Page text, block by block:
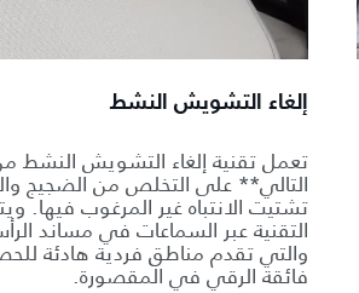
إلغاء التشويش النشط
تعمل تقنية إلغاء التشويش النشط
التالي** على التخلص من الضجيج
تشتيت الانتباه غير المرغوب فيها.
التقنية عبر السماعات في مساند
والتي تقدم مناطق فردية هادئة
فائقة الرقي في المقصورة.